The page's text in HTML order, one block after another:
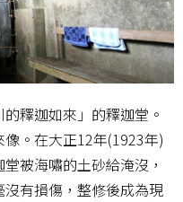
釋迦如來」的釋迦堂。
。在大正12年(1923年)
被海嘯的土砂給淹沒，
有損傷，整修後成為現